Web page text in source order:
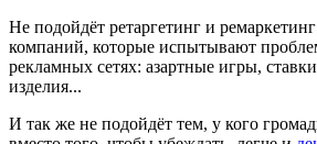
Не подойдёт ретаргетинг и
компаний, которые испытывают
рекламных сетях: азартные игры,
изделия...
И так же не подойдёт тем, у кого